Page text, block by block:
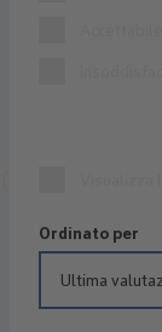
Ordinato per